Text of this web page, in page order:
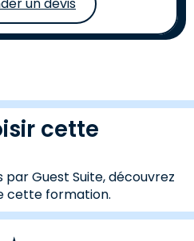
cette
Guest Suite, découvrez
cette formation.